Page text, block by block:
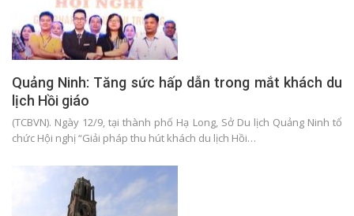
Quảng Ninh: Tăng sức hấp dẫn trong mắt khách du
lịch Hồi giáo
(TCBVN). Ngày 12/9, tại thành phố Hạ Long, Sở Du lịch Quảng Ninh tổ
chức Hội nghị “Giải pháp thu hút khách du lịch Hồi…